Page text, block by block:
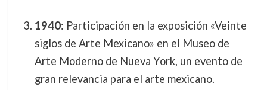
1940: Participación en la exposición «Veinte
siglos de Arte Mexicano» en el Museo de
Arte Moderno de Nueva York, un evento de
gran relevancia para el arte mexicano.